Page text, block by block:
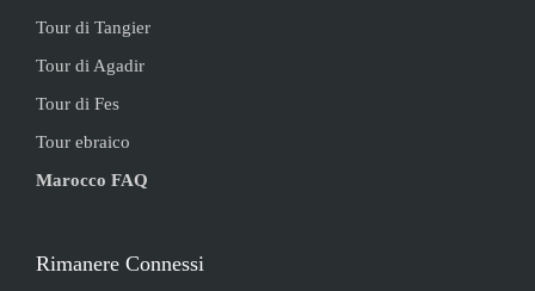
Tour di Tangier
Tour di Agadir
Tour di Fes
Tour ebraico
Marocco FAQ
Rimanere Connessi